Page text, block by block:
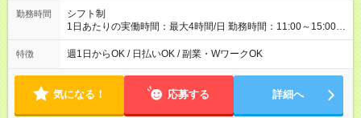
勤務時間
シフト制
1日あたりの実働時間：最大4時間/日 勤務時間：11:00～15:00
（実働4時間） ★週1日～勤務OK！ ★土日のみ・平日のみも
OK！ ★シフト自己申告制！ ★残業なし！次の予定も立てやすい
特徴 週1日からOK / 日払いOK / 副業・WワークOK
気になる！ 応募する 詳細へ